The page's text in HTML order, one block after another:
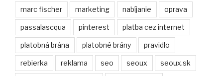
marc fischer marketing nabíjanie oprava
passalascqua pinterest platba cez internet
platobná brána platobné brány pravidlo
rebierka reklama seo seoux seoux.sk